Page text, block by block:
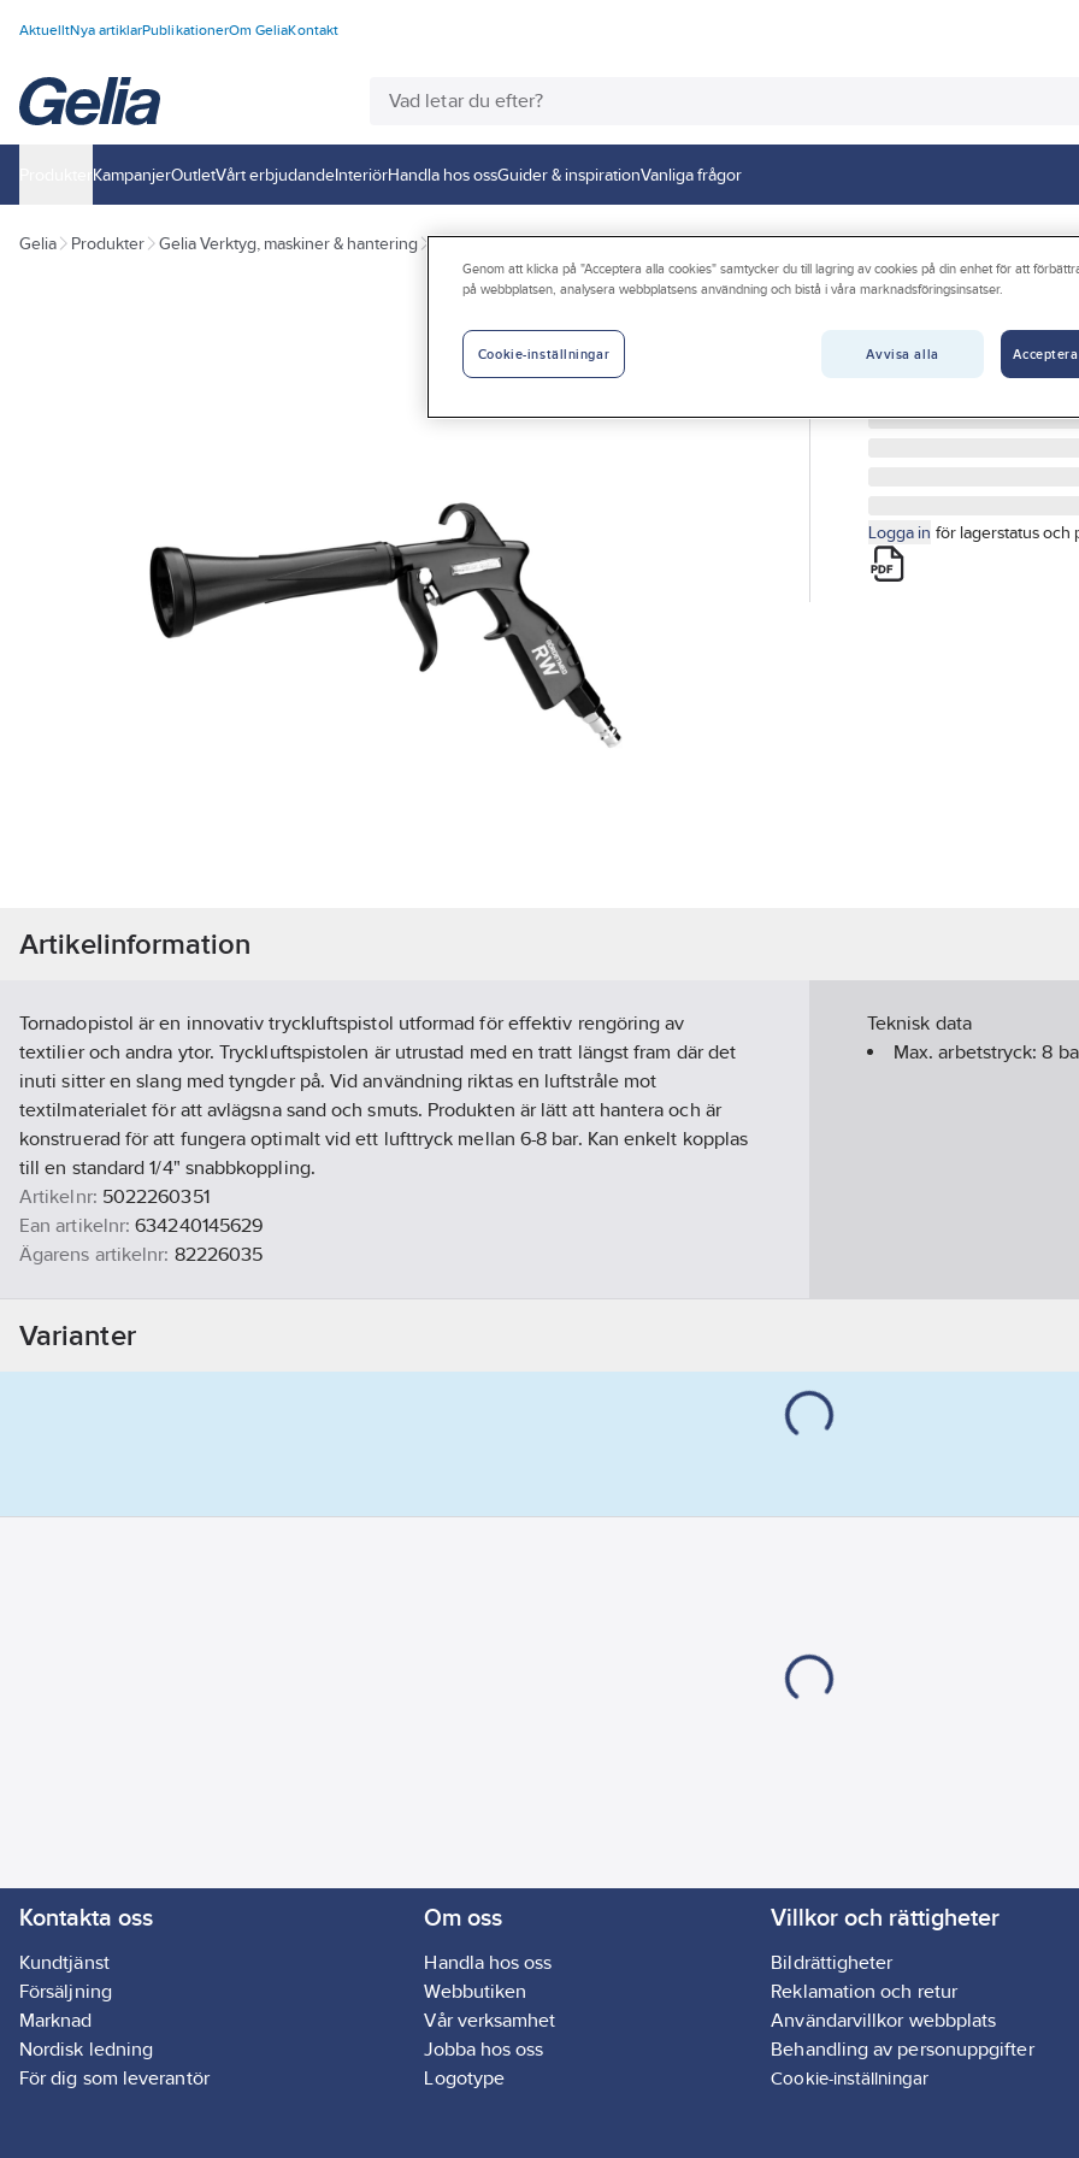
AktuelltNya artiklarPublikationerOm GeliaKontakt
KampanjerOutletVårt erbjudandeInteriörHandla hos ossGuider & inspirationVanliga frågor
Gelia Produkter Gelia Verktyg, maskiner & hantering Tryckluft Tryckluftsverktyg
Tornadopistol
TRYCKLUFTSPISTOL
Logga in för lagerstatus och
Artikelinformation
Tornadopistol är en innovativ tryckluftspistol utformad för effektiv rengöring av
textilier och andra ytor. Tryckluftspistolen är utrustad med en tratt längst fram där det
inuti sitter en slang med tyngder på. Vid användning riktas en luftstråle mot
textilmaterialet för att avlägsna sand och smuts. Produkten är lätt att hantera och är
konstruerad för att fungera optimalt vid ett lufttryck mellan 6-8 bar. Kan enkelt kopplas
till en standard 1/4" snabbkoppling.
Artikelnr: 5022260351
Ean artikelnr: 634240145629
Ägarens artikelnr: 82226035
Teknisk data
Max. arbetstryck:8
Varianter
Kontakta oss
Kundtjänst
Försäljning
Marknad
Nordisk ledning
För dig som leverantör
Om oss
Handla hos oss
Webbutiken
Vår verksamhet
Jobba hos oss
Logotype
Villkor och rättigheter
Bildrättigheter
Reklamation och retur
Användarvillkor webbplats
Behandling av personuppgifter
Cookie-inställningar
Genom att klicka på "Acceptera alla cookies" samtycker du till lagring av cookies på din enhet för att
på webbplatsen, analysera webbplatsens användning och bistå i våra marknadsföringsinsatser.
Avvisa alla
Cookie-inställningar